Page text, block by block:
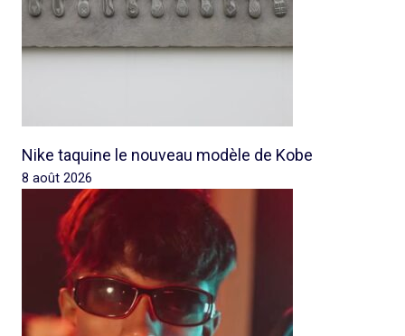
Nike taquine le nouveau modèle de Kobe
8 août 2026